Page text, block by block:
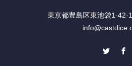
東京都豊島区東池袋1-42-